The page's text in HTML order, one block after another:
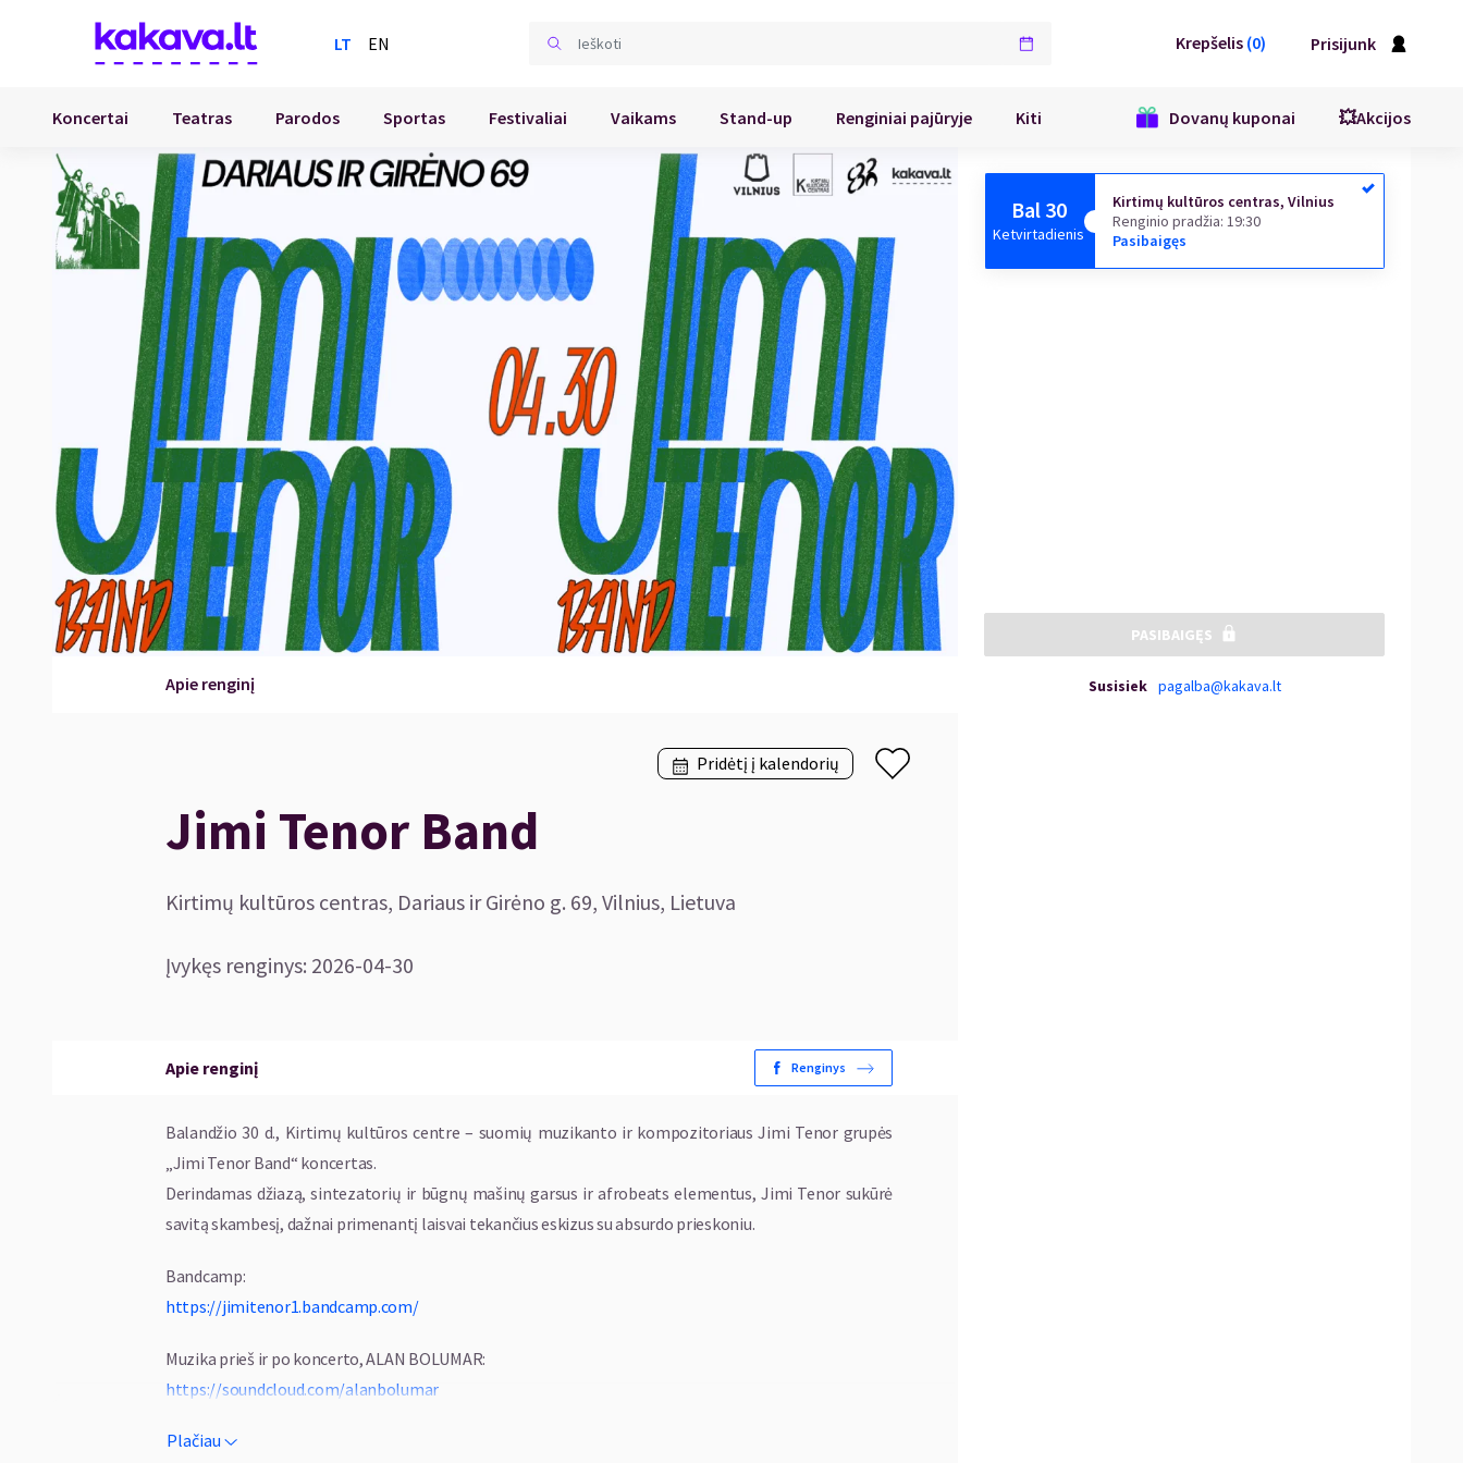
LT EN Krepšelis (0) Prisijunk
Koncertai Teatras Parodos Sportas Festivaliai Vaikams Stand-up Renginiai pajūryje Kiti Dovanų kuponai 💥Akcijos
Apie renginį
Pridėtį į kalendorių
Jimi Tenor Band
Kirtimų kultūros centras, Dariaus ir Girėno g. 69, Vilnius, Lietuva
Įvykęs renginys: 2026-04-30
Apie renginį Renginys
Balandžio 30 d., Kirtimų kultūros centre – suomių muzikanto ir kompozitoriaus Jimi Tenor grupės
„Jimi Tenor Band“ koncertas.
Derindamas džiazą, sintezatorių ir būgnų mašinų garsus ir afrobeats elementus, Jimi Tenor sukūrė
savitą skambesį, dažnai primenantį laisvai tekančius eskizus su absurdo prieskoniu.
Bandcamp:
https://jimitenor1.bandcamp.com/
Muzika prieš ir po koncerto, ALAN BOLUMAR:
https://soundcloud.com/alanbolumar
Plačiau
Bal 30
Ketvirtadienis
Kirtimų kultūros centras, Vilnius
Renginio pradžia:19:30
Pasibaigęs
PASIBAIGĘS
Susisiek pagalba@kakava.lt